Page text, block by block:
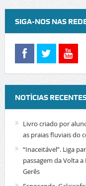
SIGA-NOS NAS
NOTÍCIAS
Livro criado por
as praias fluviais do
“Inaceitável”. Liga
passagem da Volta
Gerês